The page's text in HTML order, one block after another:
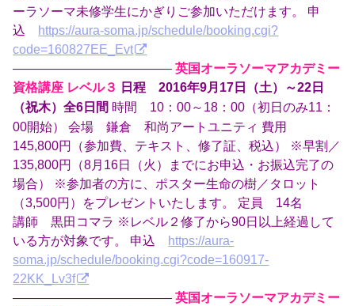
ーラソーマ未修学生にかぎりご参加いただけます。 申
込 https://aura-soma.jp/schedule/booking.cgi?
code=160827EE_Evt
————————————– 英国オーラソーマアカデミー
資格講座 レベル３
日程 2016年9月17日（土）～22日
（祝木）全6日間 時間 10：00～18：00（初日のみ11：
00開始） 会場 鎌倉 和尚アートユニティ 費用
145,800円（参加費、テキスト、修了証、税込） ※早割／
135,800円（8月16日（火）までにお申込・お振込完了の
場合） ※参加者の方に、ポスター生命の樹／タロット
（3,500円）をプレゼントいたします。 定員 14名
講師 黒田コマラ ※レベル２修了から90日以上経過して
いる方が対象です。 申込 https://aura-
soma.jp/schedule/booking.cgi?code=160917-
22KK_Lv3f
————————————– 英国オーラソーマアカデミー